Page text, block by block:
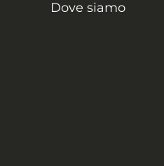
Dove siamo